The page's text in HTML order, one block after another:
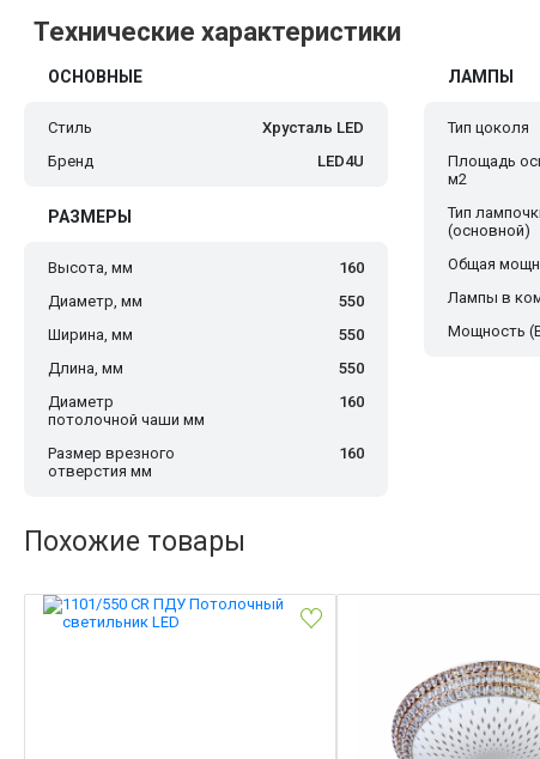
Технические характеристики
ОСНОВНЫЕ
Стиль
Хрусталь LED
Бренд
LED4U
РАЗМЕРЫ
Высота, мм
160
Диаметр, мм
550
Ширина, мм
550
Длина, мм
550
Диаметр
потолочной чаши мм
160
Размер врезного
отверстия мм
160
ЛАМПЫ
Тип цоколя
Площадь
м2
Тип
(основной)
Общая
Лампы в
Мощность
Похожие товары